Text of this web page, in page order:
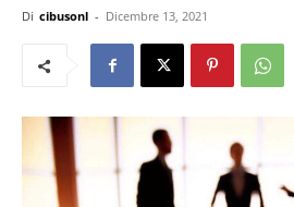
Di cibusonl - Dicembre 13, 2021